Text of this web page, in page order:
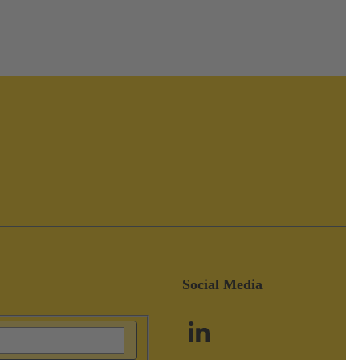
Social Media